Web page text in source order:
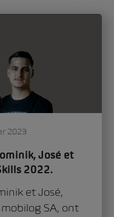
2023
José et
2022.
et José,
SA, ont